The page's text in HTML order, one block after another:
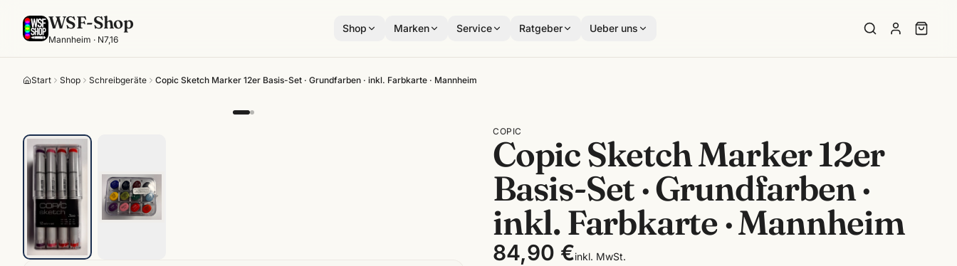
WSF-Shop
Mannheim · N7,16
Shop Marken Service Ratgeber Ueber uns
Start Shop Schreibgeräte Copic Sketch Marker 12er Basis-Set · Grundfarben · inkl. Farbkarte · Mannheim
COPIC
Copic Sketch Marker 12er
Basis-Set · Grundfarben ·
inkl. Farbkarte · Mannheim
84,90 €inkl. MwSt.